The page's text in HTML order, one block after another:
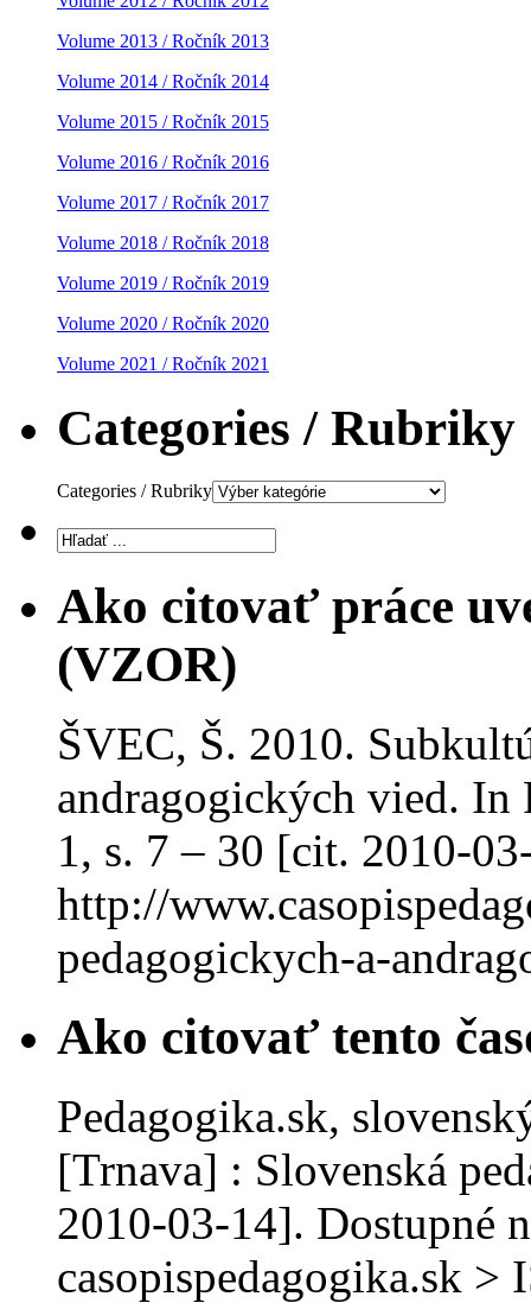
Volume 2013 / Ročník 2013
Volume 2014 / Ročník 2014
Volume 2015 / Ročník 2015
Volume 2016 / Ročník 2016
Volume 2017 / Ročník 2017
Volume 2018 / Ročník 2018
Volume 2019 / Ročník 2019
Volume 2020 / Ročník 2020
Volume 2021 / Ročník 2021
Categories / Rubriky
Categories / Rubriky
Ako citovať práce
(VZOR)
ŠVEC, Š. 2010.
andragogických vied. In
1, s. 7 – 30 [cit. 2010-
http://
pedagogickych-a-
Ako citovať tento
Pedagogika.sk,
[Trnava] : Slovenská
2010-03-14]. Dostupné
casopispedagogika.sk >